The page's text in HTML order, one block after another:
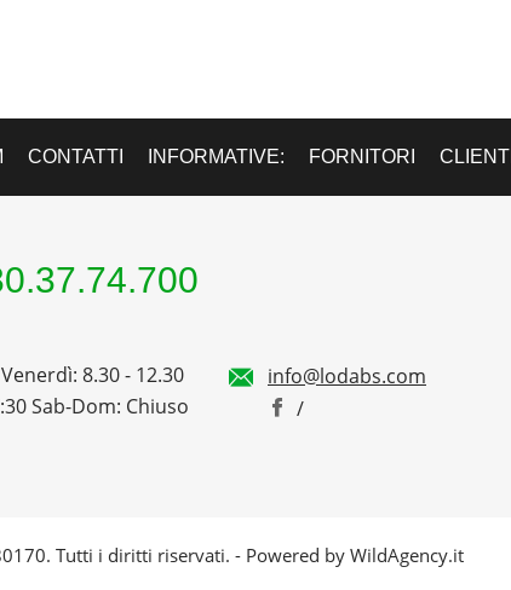
CONTATTI INFORMATIVE: FORNITORI CLIENTI
8.30 - 12.30
Sab-Dom: Chiuso
info@lodabs.com
/
Tutti i diritti riservati. - Powered by WildAgency.it